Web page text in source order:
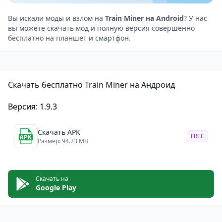
владелец и управляющий железнодорожной
империей. Вашей первой задачей будет расчистка
земли и вырубка деревьев для сбора строительных
материалов. Эти материалы помогут вам построить
Затем вы перейдете к проектированию и
состава согласно вашим предпочтениям. После
сборки поезда вы сможете комбинировать вагоны,
чтобы повысить его производительность и
Ваша железнодорожная империя не будет
ограничена одним регионом. Вы будете развивать
и расширять железнодорожную сеть на новые
Вы искали моды и взлом на Train Miner на Android? У нас
вы можете скачать мод и полную версия совершенно
бесплатно на планшет и смартфон.
Скачать бесплатно Train Miner на Андроид
Версия: 1.9.3
Скачать APK
Размер: 94.73 MB
FREE
Скачать на
Google Play